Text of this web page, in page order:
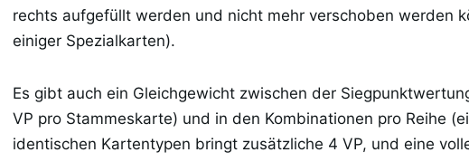
rechts aufgefüllt werden und nicht mehr verschoben werden
einiger Spezialkarten).
Es gibt auch ein Gleichgewicht zwischen der
VP pro Stammeskarte) und in den Kombinationen pro Reihe
identischen Kartentypen bringt zusätzliche 4 VP, und eine